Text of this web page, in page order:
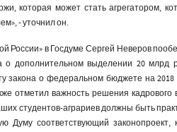
которая может стать агрегатором,
- уточнил он.
России» в Госдуме Сергей Неверов
дополнительном выделении 20 млрд
закона о федеральном бюджете на 2018
отметил важность решения
студентов-аграриев должны быть
Думу соответствующий